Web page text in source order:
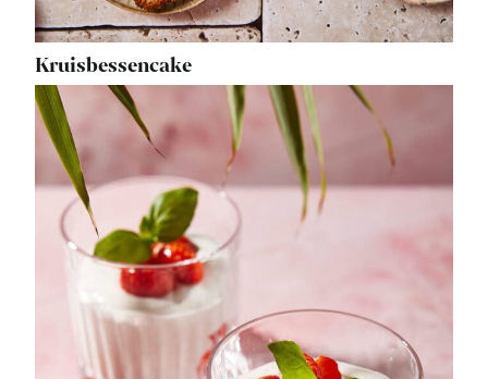
Kruisbessencake